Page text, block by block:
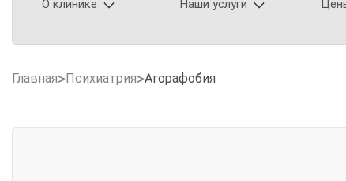
О клинике Наши услуги
Главная Психиатрия Агорафобия